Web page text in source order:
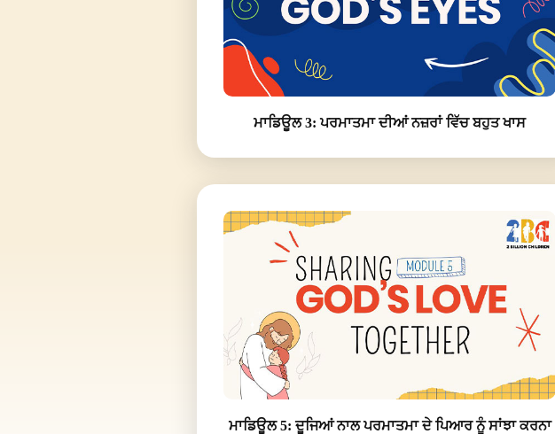
ਮਾਡਿਊਲ 3: ਪਰਮਾਤਮਾ ਦੀਆਂ ਨਜ਼ਰਾਂ ਵਿੱਚ ਬਹੁਤ ਖਾਸ
ਮਾਡਿਊਲ 5: ਦੂਜਿਆਂ ਨਾਲ ਪਰਮਾਤਮਾ ਦੇ ਪਿਆਰ ਨੂੰ ਸਾਂਝਾ ਕਰਨਾ